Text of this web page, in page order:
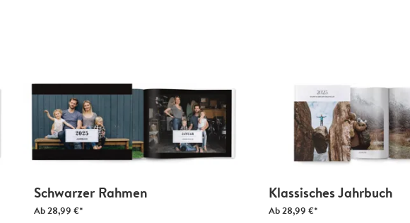
Schwarzer Rahmen
Ab28,99 €*
Klassisches Jahrbuch
Ab28,99 €*